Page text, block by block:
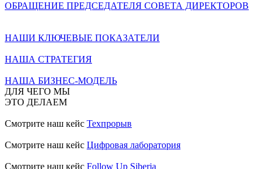
ОБРАЩЕНИЕ ПРЕДСЕДАТЕЛЯ СОВЕТА ДИРЕКТОРОВ
НАШИ КЛЮЧЕВЫЕ ПОКАЗАТЕЛИ
НАША СТРАТЕГИЯ
НАША БИЗНЕС-МОДЕЛЬ
ДЛЯ ЧЕГО МЫ
ЭТО ДЕЛАЕМ
Смотрите наш кейс Техпрорыв
Смотрите наш кейс Цифровая лаборатория
Смотрите наш кейс Follow Up Siberia